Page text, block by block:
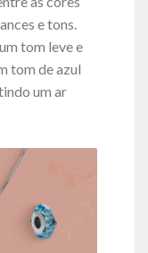
e tons.
tom leve e
tom de azul
um ar